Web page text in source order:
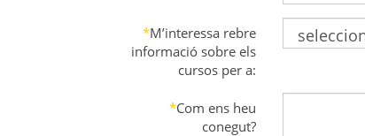
*M’interessa rebre
informació sobre els
cursos per a:
*Com ens heu
conegut?